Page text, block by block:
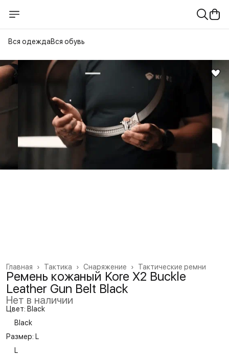
Вся одеждаВся обувь
Тактические ремни
Снаряжение ›
Тактика ›
Главная ›
Ремень кожаный Kore X2 Buckle
Leather Gun Belt Black
Нет в наличии
Цвет: Black
Black
Размер: L
L